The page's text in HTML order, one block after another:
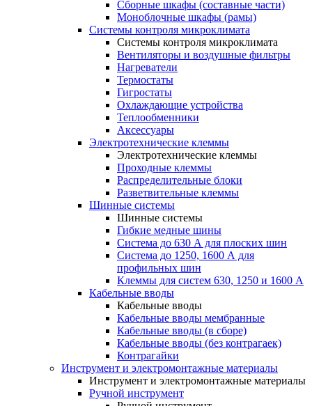
Сборные шкафы (составные части)
Моноблочные шкафы (рамы)
Системы контроля микроклимата
Системы контроля микроклимата
Вентиляторы и воздушные фильтры
Нагреватели
Термостаты
Гигростаты
Охлаждающие устройства
Теплообменники
Аксессуары
Электротехнические клеммы
Электротехнические клеммы
Проходные клеммы
Распределительные блоки
Разветвительные клеммы
Шинные системы
Шинные системы
Гибкие медные шины
Система до 630 А для плоских шин
Система до 1250, 1600 А для
профильных шин
Клеммы для систем 630, 1250 и 1600 А
Кабельные вводы
Кабельные вводы
Кабельные вводы мембранные
Кабельные вводы (в сборе)
Кабельные вводы (без контрагаек)
Контрагайки
Инструмент и электромонтажные материалы
Инструмент и электромонтажные материалы
Ручной инструмент